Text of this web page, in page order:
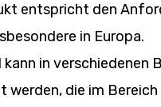
entspricht den
in Europa.
kann in verschiedenen
werden, die im